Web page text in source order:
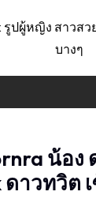
น้อง
าวทวิต